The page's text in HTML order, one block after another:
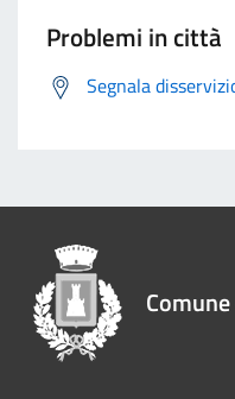
Problemi in città
Segnala